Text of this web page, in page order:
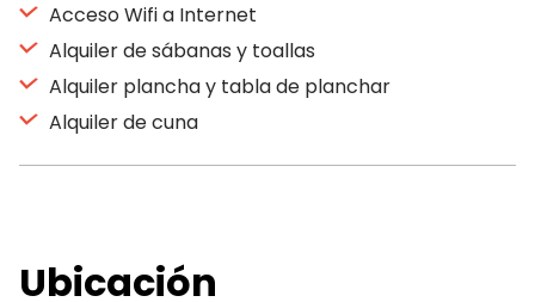
Acceso Wifi a Internet
Alquiler de sábanas y toallas
Alquiler plancha y tabla de planchar
Alquiler de cuna
Ubicación